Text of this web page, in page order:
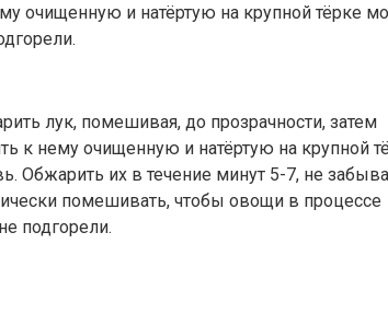
очищенную и натёртую на крупной тёрке